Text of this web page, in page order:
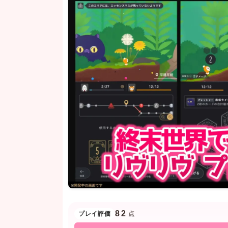
プレイ評価 82 点